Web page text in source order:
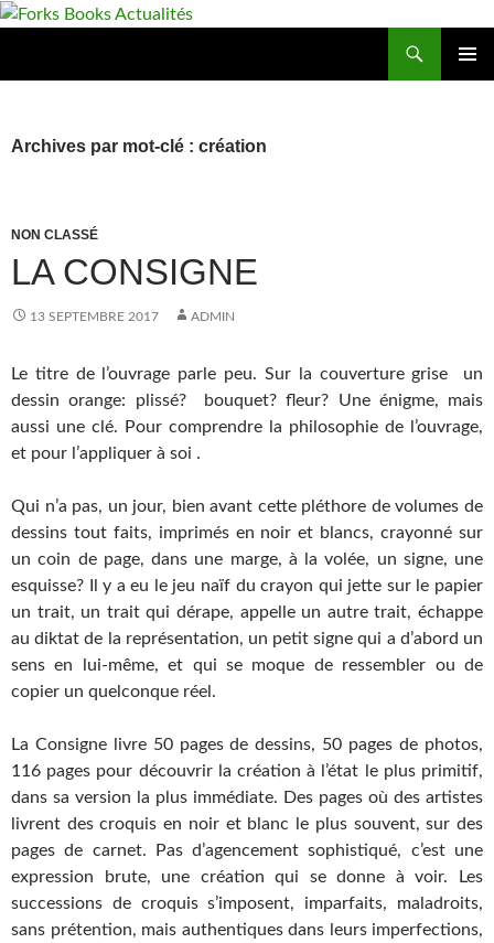
Aller
Archives par mot-clé : création
NON CLASSÉ
LA CONSIGNE
13 SEPTEMBRE 2017 ADMIN
Le titre de l’ouvrage parle peu. Sur la couverture grise un
dessin orange: plissé? bouquet? fleur? Une énigme, mais
aussi une clé. Pour comprendre la philosophie de l’ouvrage,
et pour l’appliquer à soi .
Qui n’a pas, un jour, bien avant cette pléthore de volumes de
dessins tout faits, imprimés en noir et blancs, crayonné sur
un coin de page, dans une marge, à la volée, un signe, une
esquisse? Il y a eu le jeu naïf du crayon qui jette sur le papier
un trait, un trait qui dérape, appelle un autre trait, échappe
au diktat de la représentation, un petit signe qui a d’abord un
sens en lui-même, et qui se moque de ressembler ou de
copier un quelconque réel.
La Consigne livre 50 pages de dessins, 50 pages de photos,
116 pages pour découvrir la création à l’état le plus primitif,
dans sa version la plus immédiate. Des pages où des artistes
livrent des croquis en noir et blanc le plus souvent, sur des
pages de carnet. Pas d’agencement sophistiqué, c’est une
expression brute, une création qui se donne à voir. Les
successions de croquis s’imposent, imparfaits, maladroits,
sans prétention, mais authentiques dans leurs imperfections,